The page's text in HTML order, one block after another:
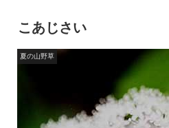
こあじさい
夏の山野草